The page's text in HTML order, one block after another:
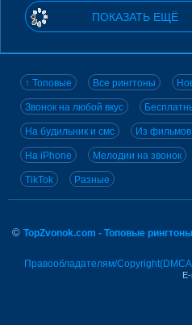
ПОКАЗАТЬ ЕЩЁ
↑ Топовые Все рингтоны
Звонок на любой вкус
На будильник и смс Из фильмов
На iPhone Мелодии на звонок
TikTok Разные
© TopZvonok.com - Топовые
Правообладателям/